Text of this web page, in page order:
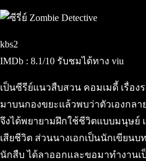
kbs2
IMDb : 8.1/10 รับชมได้ทาง viu
เป็นซีรีย์แนวสืบสวน คอมเมดี้ เรื่อง
มาบนกองขยะแล้วพบว่าตัวเองกล
จึงได้พยายามฝึกใช้ชีวิตแบบมนุษย์
เสียชีวิต ส่วนนางเอกเป็นนักเขียน
นักสืบ ได้ลาออกและขอมาทำงาน